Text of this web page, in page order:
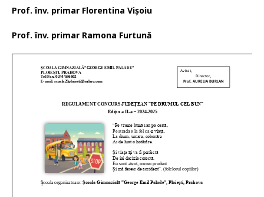
Prof. înv. primar Florentina Vișoiu
Prof. înv. primar Ramona Furtună